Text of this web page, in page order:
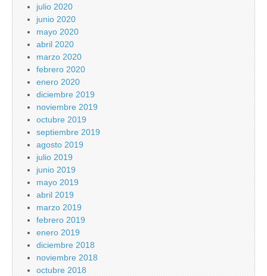
julio 2020
junio 2020
mayo 2020
abril 2020
marzo 2020
febrero 2020
enero 2020
diciembre 2019
noviembre 2019
octubre 2019
septiembre 2019
agosto 2019
julio 2019
junio 2019
mayo 2019
abril 2019
marzo 2019
febrero 2019
enero 2019
diciembre 2018
noviembre 2018
octubre 2018